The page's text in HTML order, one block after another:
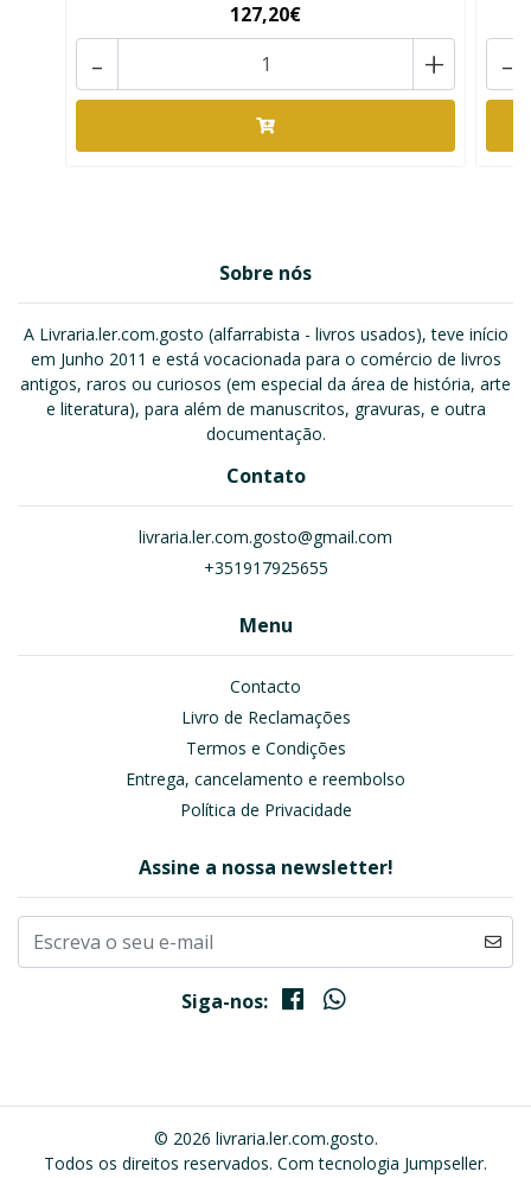
127,20€
+
- -
Sobre nós
A Livraria.ler.com.gosto (alfarrabista - livros usados), teve início
em Junho 2011 e está vocacionada para o comércio de livros
antigos, raros ou curiosos (em especial da área de história, arte
e literatura), para além de manuscritos, gravuras, e outra
documentação.
Contato
livraria.ler.com.gosto@gmail.com
+351917925655
Menu
Contacto
Livro de Reclamações
Termos e Condições
Entrega, cancelamento e reembolso
Política de Privacidade
Assine a nossa newsletter!
Siga-nos:
© 2026 livraria.ler.com.gosto.
Todos os direitos reservados. Com tecnologia Jumpseller.